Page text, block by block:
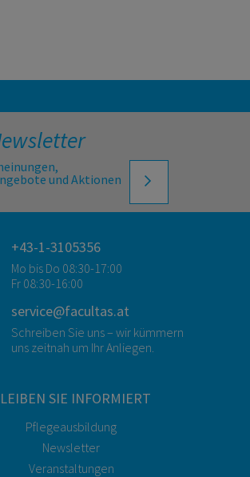
und Aktionen
+43-1-3105356
Mo bis Do 08:30-17:00
Fr 08:30-16:00
service@facultas.at
Schreiben Sie uns – wir kümmern
uns zeitnah um Ihr Anliegen.
SIE INFORMIERT
Pflegeausbildung
Newsletter
Veranstaltungen